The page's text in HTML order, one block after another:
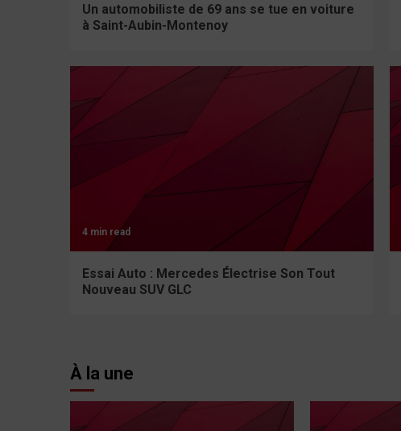
Un automobiliste de 69 ans se tue en voiture
à Saint-Aubin-Montenoy
4 min read
Essai Auto : Mercedes Électrise Son Tout
Nouveau SUV GLC
À la une